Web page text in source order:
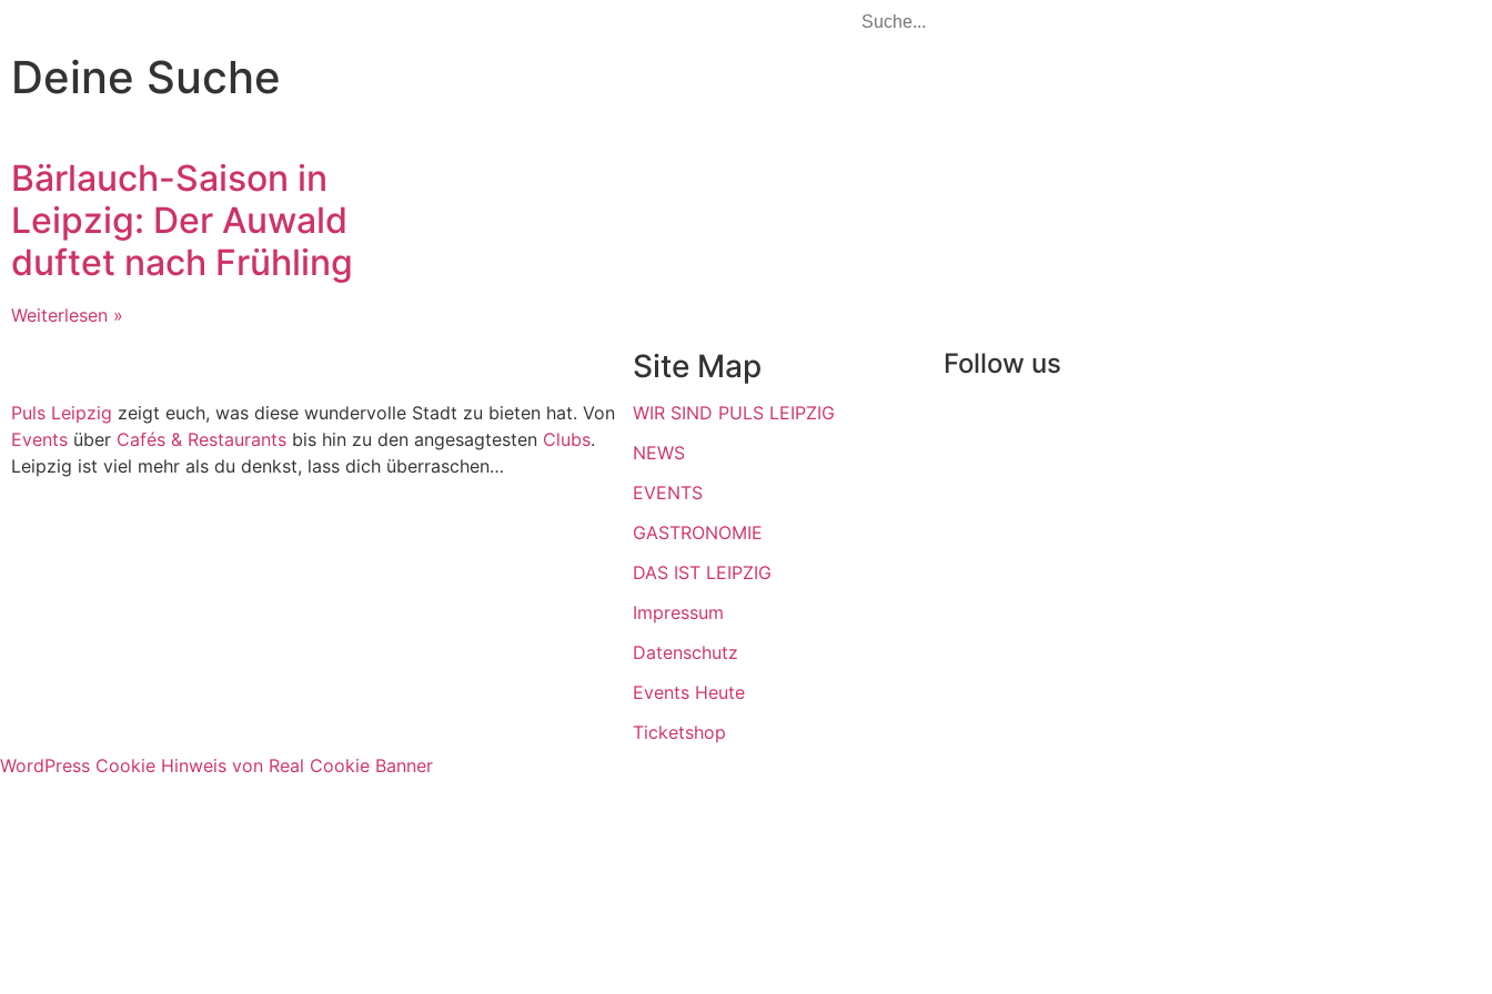
Deine Suche
Bärlauch-Saison in
Leipzig: Der Auwald
duftet nach Frühling
Weiterlesen »
Puls Leipzig zeigt euch, was diese wundervolle Stadt zu bieten hat. Von
Events über Cafés & Restaurants bis hin zu den angesagtesten Clubs.
Leipzig ist viel mehr als du denkst, lass dich überraschen…
Site Map
WIR SIND PULS LEIPZIG
NEWS
EVENTS
GASTRONOMIE
DAS IST LEIPZIG
Impressum
Datenschutz
Events Heute
Ticketshop
Follow us
WordPress Cookie Hinweis von Real Cookie Banner